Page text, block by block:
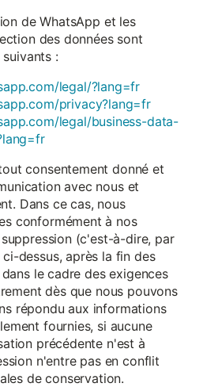
de WhatsApp et les
des données sont
:
legal/?lang=fr
privacy?lang=fr
legal/business-data-
consentement donné et
avec nous et
Dans ce cas, nous
conformément à nos
(c'est-à-dire, par
dessus, après la fin des
le cadre des exigences
dès que nous pouvons
répondu aux informations
fournies, si aucune
précédente n'est à
n'entre pas en conflit
de conservation.